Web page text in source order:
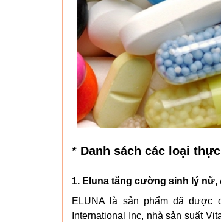
* Danh sách các loại
1. Eluna tăng cường sinh lý nữ,
ELUNA là sản phẩm đã được
International Inc, nhà sản suất